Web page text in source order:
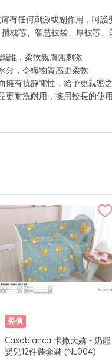
有任何刺激或副作用，呵
枕芯、智慧被袋、厚被芯、
維，柔軟親膚無刺激
分，令織物質感更柔軟
擁有抗靜電性，給予更親密
耐洗耐用，擁用較長的使用
特價
Casablanca 卡撒天嬌 - 奶龍
嬰兒12件裝套裝 (NL004)